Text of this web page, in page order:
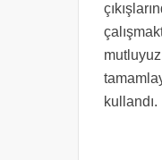
kullandı.